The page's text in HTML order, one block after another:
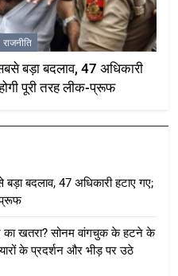
राजनीति
बड़ा बदलाव, 47 अधिकारी
होगी पूरी तरह लीक-प्रूफ
बदलाव, 47 अधिकारी हटाए गए;
प्रूफ
का खतरा? सोनम वांगचुक के हटने के
के प्रदर्शन और भीड़ पर उठे